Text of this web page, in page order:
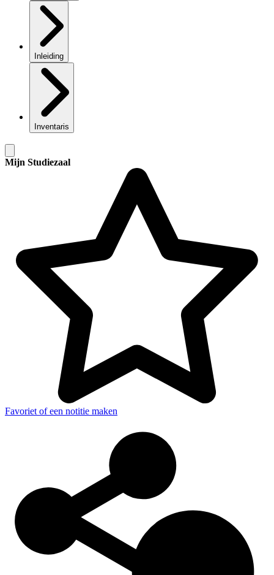
Inleiding
Inventaris
Mijn Studiezaal
Favoriet of een notitie maken